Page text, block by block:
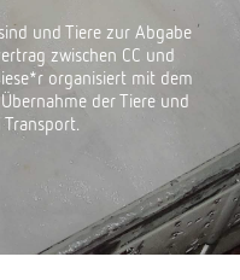
und Tiere zur Abgabe
zwischen CC und
organisiert mit dem
der Tiere und